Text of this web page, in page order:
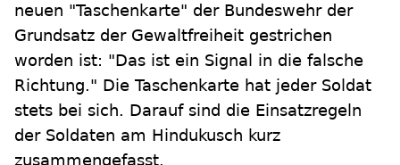
neuen "Taschenkarte" der Bundeswehr der
Grundsatz der Gewaltfreiheit gestrichen
worden ist: "Das ist ein Signal in die falsche
Richtung." Die Taschenkarte hat jeder Soldat
stets bei sich. Darauf sind die Einsatzregeln
der Soldaten am Hindukusch kurz
zusammengefasst.